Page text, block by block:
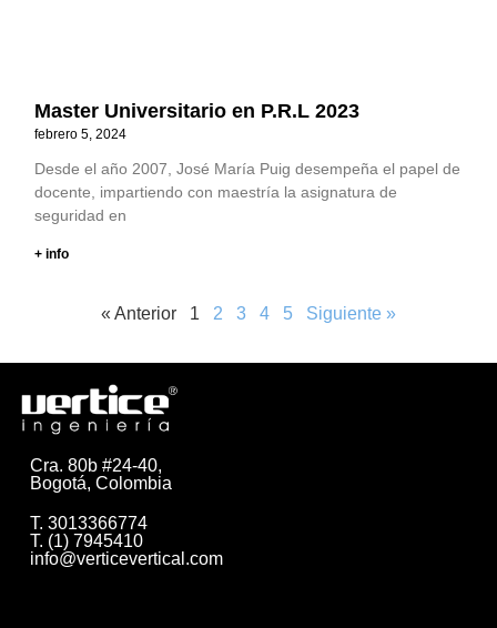
Master Universitario en P.R.L 2023
febrero 5, 2024
Desde el año 2007, José María Puig desempeña el papel de
docente, impartiendo con maestría la asignatura de
seguridad en
+ info
« Anterior 1 2 3 4 5 Siguiente »
Cra. 80b #24-40,
Bogotá, Colombia
T. 3013366774
T. (1) 7945410
info@verticevertical.com